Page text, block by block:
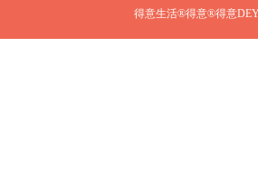
得意生活®得意®得意